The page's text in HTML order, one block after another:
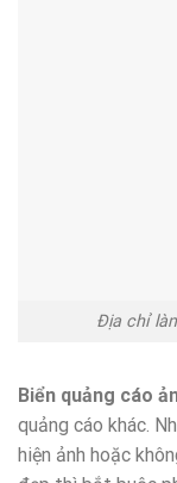
Địa chỉ
Biển quảng cáo
quảng cáo khác.
hiện ảnh hoặc